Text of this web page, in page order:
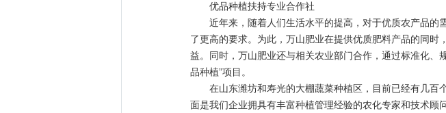
优品种植扶持专业合作社
近年来，随着人们生活水平的提高，对于优质农产品的
了更高的要求。为此，万山肥业在提供优质肥料产品的同
益。同时，万山肥业还与相关农业部门合作，通过标准化、
品种植”项目。
在山东潍坊和寿光的大棚蔬菜种植区，目前已经有几百
面是我们企业拥具有丰富种植管理经验的农化专家和技术